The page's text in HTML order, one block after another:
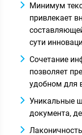
Минимум
привлекает
сути
Сочетание
позволяет
удобном для
Уникальные
документа,